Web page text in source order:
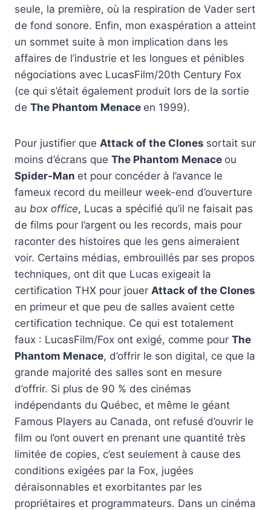
seule, la première, où la respiration de Vader sert
de fond sonore. Enfin, mon exaspération a atteint
un sommet suite à mon implication dans les
affaires de l’industrie et les longues et pénibles
négociations avec LucasFilm/20th Century Fox
(ce qui s’était également produit lors de la sortie
de The Phantom Menace en 1999).
Pour justifier que Attack of the Clones sortait sur
moins d’écrans que The Phantom Menace ou
Spider-Man et pour concéder à l’avance le
fameux record du meilleur week-end d’ouverture
au box office, Lucas a spécifié qu’il ne faisait pas
de films pour l’argent ou les records, mais pour
raconter des histoires que les gens aimeraient
voir. Certains médias, embrouillés par ses propos
techniques, ont dit que Lucas exigeait la
certification THX pour jouer Attack of the Clones
en primeur et que peu de salles avaient cette
certification technique. Ce qui est totalement
faux : LucasFilm/Fox ont exigé, comme pour The
Phantom Menace, d’offrir le son digital, ce que la
grande majorité des salles sont en mesure
d’offrir. Si plus de 90 % des cinémas
indépendants du Québec, et même le géant
Famous Players au Canada, ont refusé d’ouvrir le
film ou l’ont ouvert en prenant une quantité très
limitée de copies, c’est seulement à cause des
conditions exigées par la Fox, jugées
déraisonnables et exorbitantes par les
propriétaires et programmateurs. Dans un cinéma